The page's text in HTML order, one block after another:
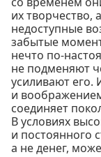
их творчество,
недоступные
забытые
нечто по-
не подменяют
усиливают его.
и
соединяет
В условиях
и постоянного
а не денег,